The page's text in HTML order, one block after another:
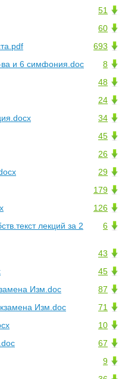
51
60
693
8
ва и 6 симфония.doc
48
24
34
45
26
29
179
126
6
лекций за 2
43
45
87
Изм.doc
71
Изм.doc
10
67
9